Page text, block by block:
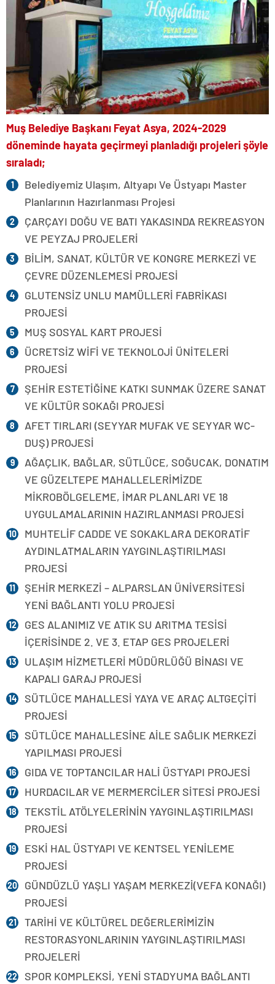
Muş Belediye Başkanı Feyat Asya, 2024-2029
döneminde hayata geçirmeyi planladığı projeleri şöyle
sıraladı;
Belediyemiz Ulaşım, Altyapı Ve Üstyapı Master
Planlarının Hazırlanması Projesi
ÇARÇAYI DOĞU VE BATI YAKASINDA REKREASYON
VE PEYZAJ PROJELERİ
BİLİM, SANAT, KÜLTÜR VE KONGRE MERKEZİ VE
ÇEVRE DÜZENLEMESİ PROJESİ
GLUTENSİZ UNLU MAMÜLLERİ FABRİKASI
PROJESİ
MUŞ SOSYAL KART PROJESİ
ÜCRETSİZ WİFİ VE TEKNOLOJİ ÜNİTELERİ
PROJESİ
ŞEHİR ESTETİĞİNE KATKI SUNMAK ÜZERE SANAT
VE KÜLTÜR SOKAĞI PROJESİ
AFET TIRLARI (SEYYAR MUFAK VE SEYYAR WC-
DUŞ) PROJESİ
AĞAÇLIK, BAĞLAR, SÜTLÜCE, SOĞUCAK, DONATIM
VE GÜZELTEPE MAHALLELERİMİZDE
MİKROBÖLGELEME, İMAR PLANLARI VE 18
UYGULAMALARININ HAZIRLANMASI PROJESİ
MUHTELİF CADDE VE SOKAKLARA DEKORATİF
AYDINLATMALARIN YAYGINLAŞTIRILMASI
PROJESİ
ŞEHİR MERKEZİ – ALPARSLAN ÜNİVERSİTESİ
YENİ BAĞLANTI YOLU PROJESİ
GES ALANIMIZ VE ATIK SU ARITMA TESİSİ
İÇERİSİNDE 2. VE 3. ETAP GES PROJELERİ
ULAŞIM HİZMETLERİ MÜDÜRLÜĞÜ BİNASI VE
KAPALI GARAJ PROJESİ
SÜTLÜCE MAHALLESİ YAYA VE ARAÇ ALTGEÇİTİ
PROJESİ
SÜTLÜCE MAHALLESİNE AİLE SAĞLIK MERKEZİ
YAPILMASI PROJESİ
GIDA VE TOPTANCILAR HALİ ÜSTYAPI PROJESİ
HURDACILAR VE MERMERCİLER SİTESİ PROJESİ
TEKSTİL ATÖLYELERİNİN YAYGINLAŞTIRILMASI
PROJESİ
ESKİ HAL ÜSTYAPI VE KENTSEL YENİLEME
PROJESİ
GÜNDÜZLÜ YAŞLI YAŞAM MERKEZİ(VEFA KONAĞI)
PROJESİ
TARİHİ VE KÜLTÜREL DEĞERLERİMİZİN
RESTORASYONLARININ YAYGINLAŞTIRILMASI
PROJELERİ
SPOR KOMPLEKSİ, YENİ STADYUMA BAĞLANTI